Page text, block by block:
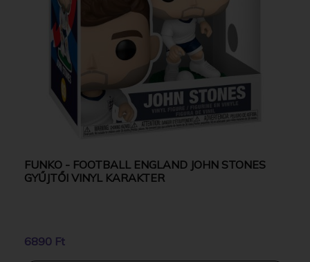
FUNKO - FOOTBALL ENGLAND JOHN STONES
GYŰJTŐI VINYL KARAKTER
6890 Ft